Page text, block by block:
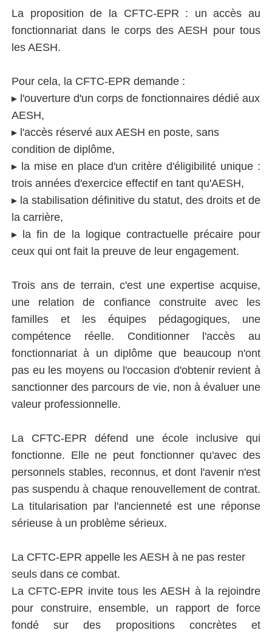
La proposition de la CFTC-EPR : un accès au
fonctionnariat dans le corps des AESH pour tous
les AESH.
Pour cela, la CFTC-EPR demande :
▸ l'ouverture d'un corps de fonctionnaires dédié aux
AESH,
▸ l'accès réservé aux AESH en poste, sans
condition de diplôme,
▸ la mise en place d'un critère d'éligibilité unique :
trois années d'exercice effectif en tant qu'AESH,
▸ la stabilisation définitive du statut, des droits et de
la carrière,
▸ la fin de la logique contractuelle précaire pour
ceux qui ont fait la preuve de leur engagement.
Trois ans de terrain, c'est une expertise acquise,
une relation de confiance construite avec les
familles et les équipes pédagogiques, une
compétence réelle. Conditionner l'accès au
fonctionnariat à un diplôme que beaucoup n'ont
pas eu les moyens ou l'occasion d'obtenir revient à
sanctionner des parcours de vie, non à évaluer une
valeur professionnelle.
La CFTC-EPR défend une école inclusive qui
fonctionne. Elle ne peut fonctionner qu'avec des
personnels stables, reconnus, et dont l'avenir n'est
pas suspendu à chaque renouvellement de contrat.
La titularisation par l'ancienneté est une réponse
sérieuse à un problème sérieux.
La CFTC-EPR appelle les AESH à ne pas rester
seuls dans ce combat.
La CFTC-EPR invite tous les AESH à la rejoindre
pour construire, ensemble, un rapport de force
fondé sur des propositions concrètes et